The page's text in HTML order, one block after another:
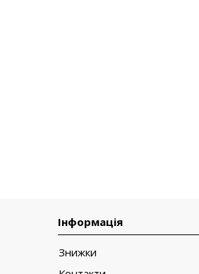
Інформація
Знижки